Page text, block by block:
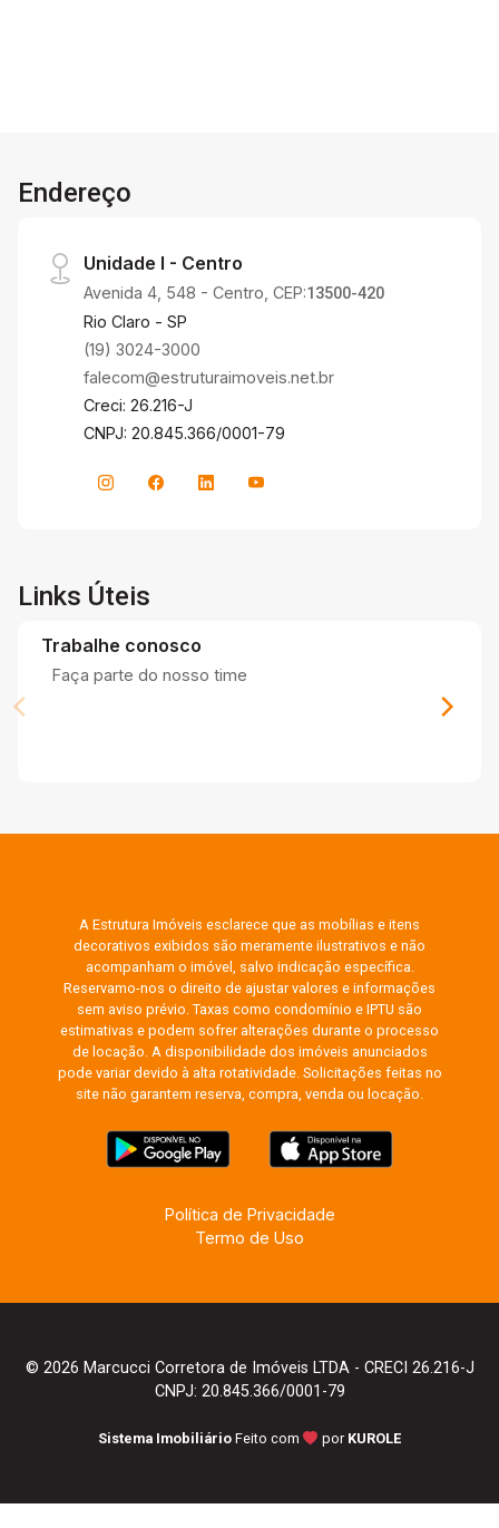
Endereço
Unidade I - Centro
Avenida 4, 548 - Centro, CEP:13500-420
Rio Claro - SP
(19) 3024-3000
falecom@estruturaimoveis.net.br
Creci: 26.216-J
CNPJ: 20.845.366/0001-79
Links Úteis
Trabalhe conosco
Faça parte do nosso time
A Estrutura Imóveis esclarece que as mobílias e itens
decorativos exibidos são meramente ilustrativos e não
acompanham o imóvel, salvo indicação específica.
Reservamo-nos o direito de ajustar valores e informações
sem aviso prévio. Taxas como condomínio e IPTU são
estimativas e podem sofrer alterações durante o processo
de locação. A disponibilidade dos imóveis anunciados
pode variar devido à alta rotatividade. Solicitações feitas no
site não garantem reserva, compra, venda ou locação.
Política de Privacidade
Termo de Uso
© 2026 Marcucci Corretora de Imóveis LTDA - CRECI 26.216-J
CNPJ: 20.845.366/0001-79
Sistema Imobiliário Feito com por KUROLE